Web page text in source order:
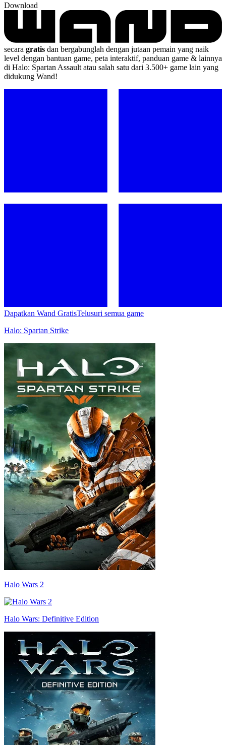
Download
secara gratis dan bergabunglah dengan jutaan pemain yang naik
level dengan bantuan game, peta interaktif, panduan game & lainnya
di Halo: Spartan Assault atau salah satu dari 3.500+ game lain yang
didukung Wand!
Dapatkan Wand GratisTelusuri semua game
Halo: Spartan Strike
Halo Wars 2
Halo Wars: Definitive Edition